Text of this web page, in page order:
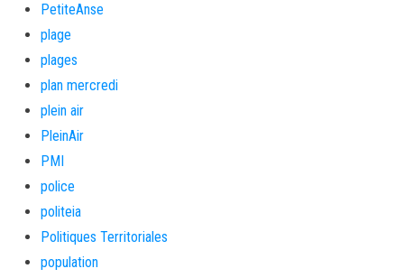
PetiteAnse
plage
plages
plan mercredi
plein air
PleinAir
PMI
police
politeia
Politiques Territoriales
population